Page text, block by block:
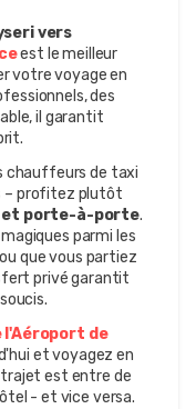
est le meilleur
votre voyage en
des
il garantit
chauffeurs de taxi
– profitez plutôt
et porte-à-porte.
parmi les
que vous partiez
privé garantit
de
et voyagez en
est entre de
- et vice versa.